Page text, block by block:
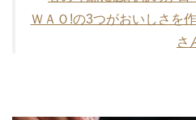
ＷＡＯ!の3つがおいしさを
さ